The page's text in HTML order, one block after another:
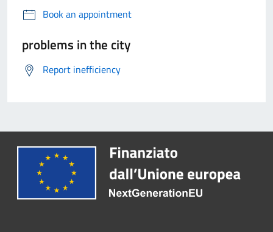
Book an appointment
problems in the city
Report inefficiency